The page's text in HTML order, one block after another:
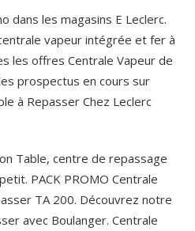
dans les magasins E Leclerc.
centrale vapeur intégrée et fer à
les offres Centrale Vapeur de
prospectus en cours sur
à Repasser Chez Leclerc
Table, centre de repassage
PACK PROMO Centrale
TA 200. Découvrez notre
avec Boulanger. Centrale